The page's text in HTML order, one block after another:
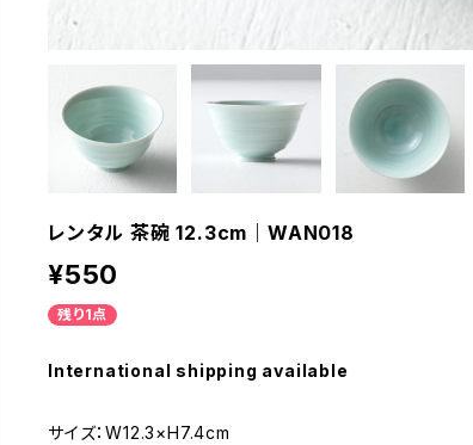
レンタル 茶碗 12.3cm｜WAN018
¥550
残り1点
International shipping available
サイズ：W12.3×H7.4cm